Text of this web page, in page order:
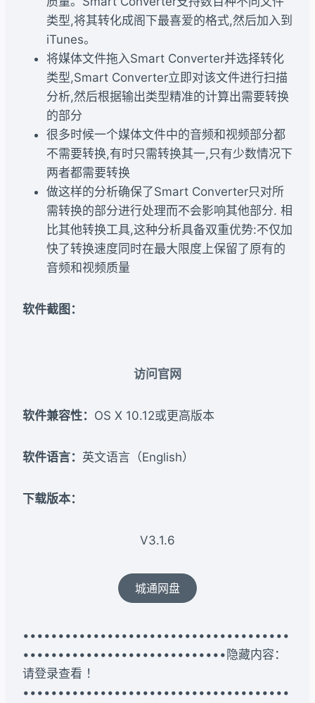
类型,将其转化成阁下最喜爱的格式,然后加入到
iTunes。
将媒体文件拖入Smart Converter并选择转化
类型,Smart Converter立即对该文件进行扫描
分析,然后根据输出类型精准的计算出需要转换
的部分
很多时候一个媒体文件中的音频和视频部分都
不需要转换,有时只需转换其一,只有少数情况下
两者都需要转换
做这样的分析确保了Smart Converter只对所
需转换的部分进行处理而不会影响其他部分. 相
比其他转换工具,这种分析具备双重优势:不仅加
快了转换速度同时在最大限度上保留了原有的
音频和视频质量
软件截图：
访问官网
软件兼容性： OS X 10.12或更高版本
软件语言： 英文语言（English）
下载版本：
V3.1.6
城通网盘
••••••••••••••••••••••••••••••••••••••
•••••••••••••••••••••••••••••隐藏内容：
请登录查看 ！
••••••••••••••••••••••••••••••••••••••